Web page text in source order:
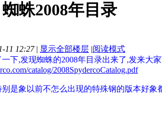
蜘蛛2008年目录
11 12:27 | 显示全部楼层 |阅读模式
下,发现蜘蛛的2008年目录出来了,发来大
catalog/2008SpydercoCatalog.pdf
是象以前不怎么出现的特殊钢的版本好象